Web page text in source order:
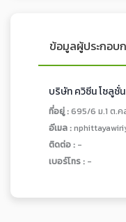
ข้อมูลผู้ประกอบ
บริษัท ควิซีน โซลูชั่
ที่อยู่ :695/6 ม.1 ต.
อีเมล :
ติดต่อ : -
เบอร์โทร : -